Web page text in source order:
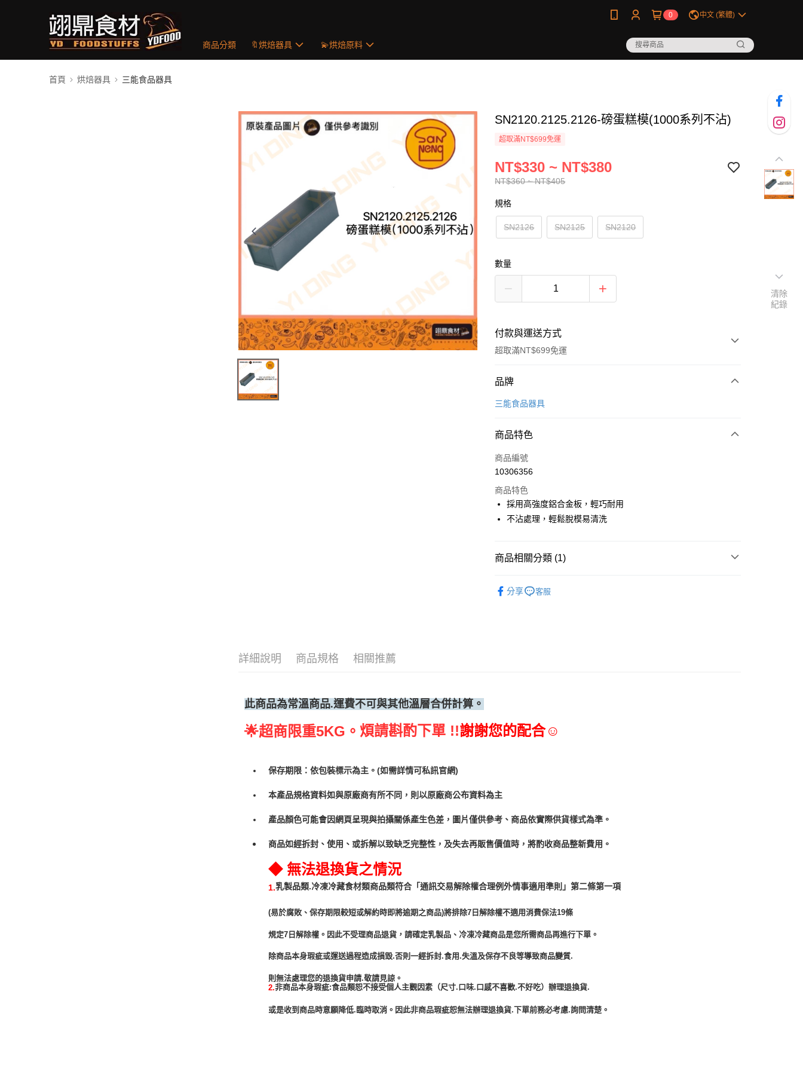
0 中文 (繁體)
商品分類 🔖烘焙器具 💫烘焙原料
首頁 烘焙器具 三能食品器具
SN2120.2125.2126-磅蛋糕模(1000系列不沾)
超取滿NT$699免運
NT$360 ~ NT$405
NT$330 ~ NT$380
規格
SN2126 SN2125 SN2120
數量
付款與運送方式
超取滿NT$699免運
付款方式
信用卡一次付款
運送方式
• 付款後全家取貨
每筆NT$60，滿NT$699(含以上)免運費
• 付款後7-11取貨
(請點開選項勾選)
品牌
三能食品器具
商品特色
商品編號
10306356
商品特色
採用高強度鋁合金板，輕巧耐用
不沾處理，輕鬆脫模易清洗
商品相關分類 (1)
分享
客服
詳細說明 商品規格 相關推薦
此商品為常溫商品.運費不可與其他溫層合併計算。
🌟超商限重5KG。 煩請斟酌下單 !!謝謝您的配合☺
保存期限：依包裝標示為主。(如需詳情可私訊官網)
本產品規格資料如與原廠商有所不同，則以原廠商公布資料為主
產品顏色可能會因網頁呈現與拍攝關係產生色差，圖片僅供參考、商品依實際供貨樣式為準。
商品如經拆封、使用、或拆解以致缺乏完整性，及失去再販售價值時，將酌收商品整﻿新費用。
◆ 無法退換貨之情況
1.乳製品類.冷凍冷藏食材類商品類符合 「通訊交易解除權合理例外情事適用準則」第二條第一項
(易於腐敗、保存期限較短或解約時即將逾期之商品)將排除7日解除權不適用消費保法19條
規定7日解除權。因此不受理商品退貨，請確定乳製品、冷凍冷藏商品是您所需商品再進行下單。
除商品本身瑕疵或運送過程造成損毀.否則一經拆封.食用.失溫及保存不良等導致商品變質.
2.非商品本身瑕疵:食品類恕不接受個人主觀因素（尺寸.口味.口感不喜歡.不好吃）辦理退換貨.
或是收到商品時意願降低.臨時取消。因此非商品瑕疵恕無法辦理退換貨.下單前務必考慮.詢問清楚。
清除
紀錄